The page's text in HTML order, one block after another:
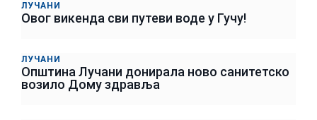
ЛУЧАНИ
Овог викенда сви путеви воде у Гучу!
ЛУЧАНИ
Општина Лучани донирала ново санитетско
возило Дому здравља